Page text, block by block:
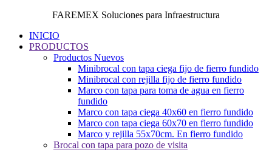
FAREMEX Soluciones para Infraestructura
INICIO
PRODUCTOS
Productos Nuevos
Minibrocal con tapa ciega fijo de fierro fundido
Minibrocal con rejilla fijo de fierro fundido
Marco con tapa para toma de agua en fierro
fundido
Marco con tapa ciega 40x60 en fierro fundido
Marco con tapa ciega 60x70 en fierro fundido
Marco y rejilla 55x70cm. En fierro fundido
Brocal con tapa para pozo de visita